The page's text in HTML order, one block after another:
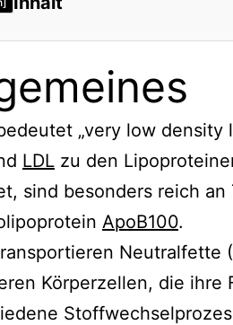
„very low density
LDL zu den
sind besonders reich
ApoB100.
Neutralfette
Körperzellen, die